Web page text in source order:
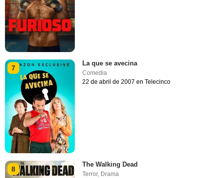
7
La que se avecina
Comedia
22 de abril de 2007 en Telecinco
8
The Walking Dead
Terror, Drama